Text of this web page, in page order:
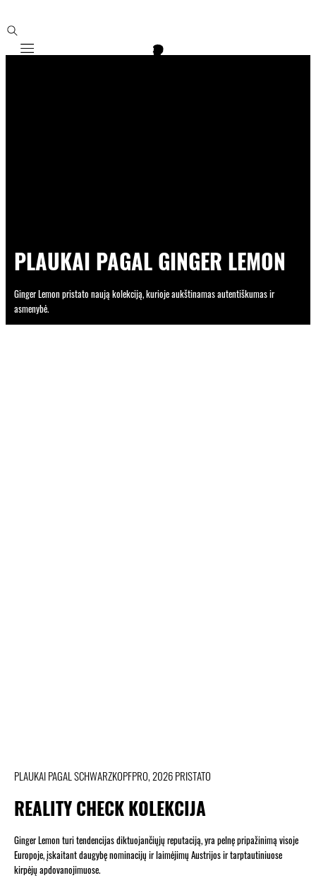
Mobile navigation
PLAUKAI PAGAL GINGER LEMON
Ginger Lemon pristato naują kolekciją, kurioje aukštinamas autentiškumas ir
asmenybė.
PLAUKAI PAGAL SCHWARZKOPFPRO, 2026 PRISTATO
REALITY CHECK KOLEKCIJA
Ginger Lemon turi tendencijas diktuojančiųjų reputaciją, yra pelnę pripažinimą visoje
Europoje, įskaitant daugybę nominacijų ir laimėjimų Austrijos ir tarptautiniuose
kirpėjų apdovanojimuose.